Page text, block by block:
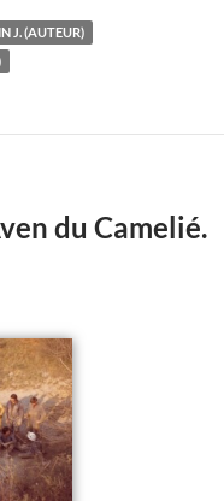
J. (AUTEUR)
du Camelié.